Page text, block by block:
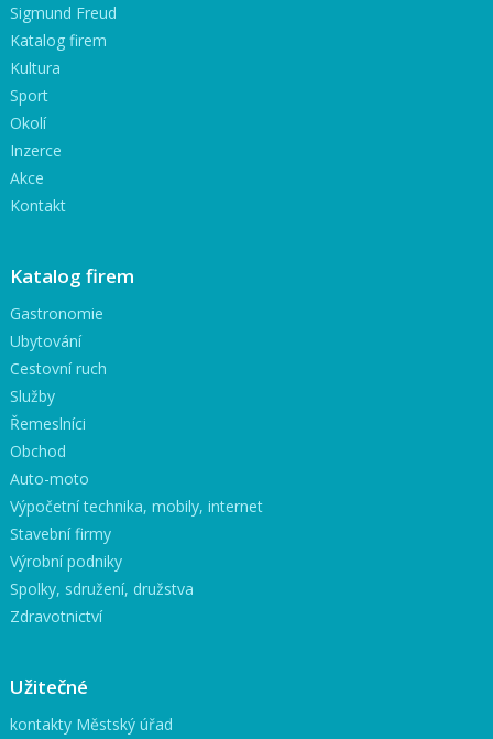
Sigmund Freud
Katalog firem
Kultura
Sport
Okolí
Inzerce
Akce
Kontakt
Katalog firem
Gastronomie
Ubytování
Cestovní ruch
Služby
Řemeslníci
Obchod
Auto-moto
Výpočetní technika, mobily, internet
Stavební firmy
Výrobní podniky
Spolky, sdružení, družstva
Zdravotnictví
Užitečné
kontakty Městský úřad